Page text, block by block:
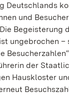
Deutschlands
und
Begeisterung
ungebrochen –
der
Hauskloster